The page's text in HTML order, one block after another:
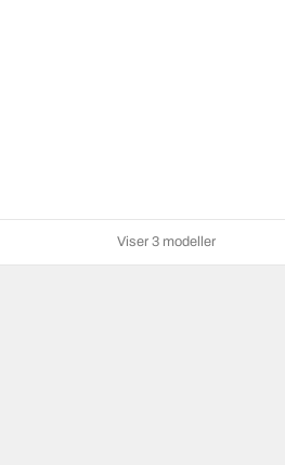
Viser 3 modeller